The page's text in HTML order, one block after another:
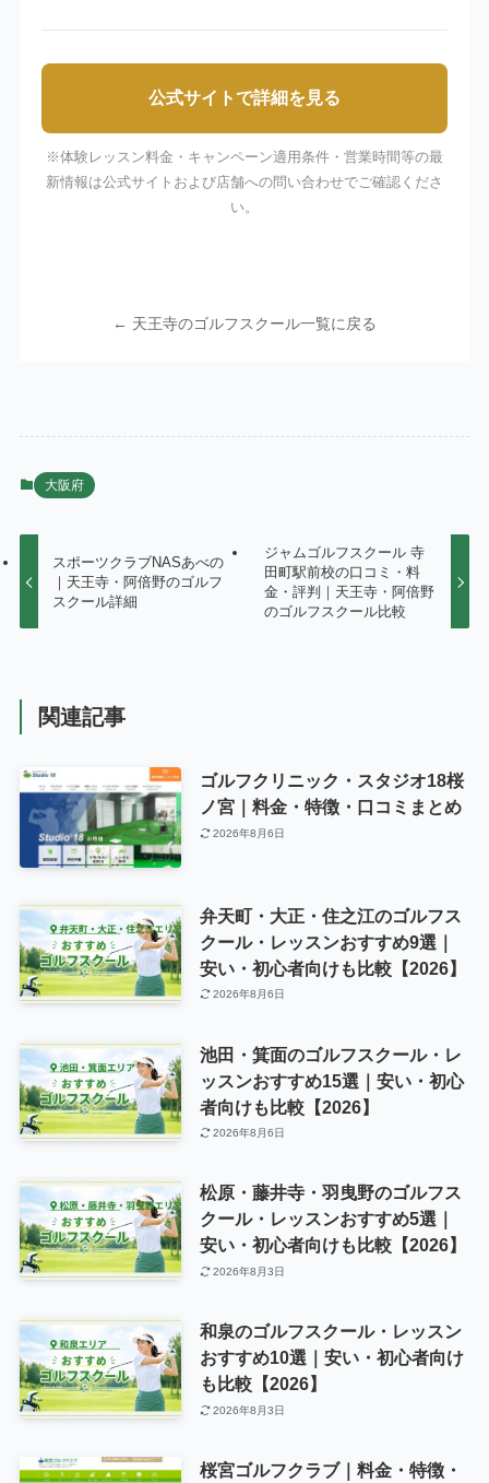
公式サイトで詳細を見る
※体験レッスン料金・キャンペーン適用条件・営業時間等の最
新情報は公式サイトおよび店舗への問い合わせでご確認くださ
い。
← 天王寺のゴルフスクール一覧に戻る
大阪府
スポーツクラブNASあべの
｜天王寺・阿倍野のゴルフ
スクール詳細
ジャムゴルフスクール 寺
田町駅前校の口コミ・料
金・評判｜天王寺・阿倍野
のゴルフスクール比較
関連記事
ゴルフクリニック・スタジオ18桜
ノ宮｜料金・特徴・口コミまとめ
2026年8月6日
弁天町・大正・住之江のゴルフス
クール・レッスンおすすめ9選｜
安い・初心者向けも比較【2026】
2026年8月6日
池田・箕面のゴルフスクール・レ
ッスンおすすめ15選｜安い・初心
者向けも比較【2026】
2026年8月6日
松原・藤井寺・羽曳野のゴルフス
クール・レッスンおすすめ5選｜
安い・初心者向けも比較【2026】
2026年8月3日
和泉のゴルフスクール・レッスン
おすすめ10選｜安い・初心者向け
も比較【2026】
2026年8月3日
桜宮ゴルフクラブ｜料金・特徴・